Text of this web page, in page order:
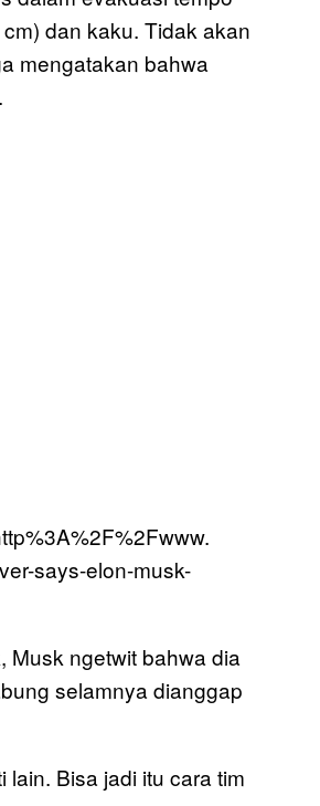
dan kaku. Tidak akan
mengatakan bahwa
says-elon-musk-
Musk ngetwit bahwa dia
selamnya dianggap
lain. Bisa jadi itu cara tim